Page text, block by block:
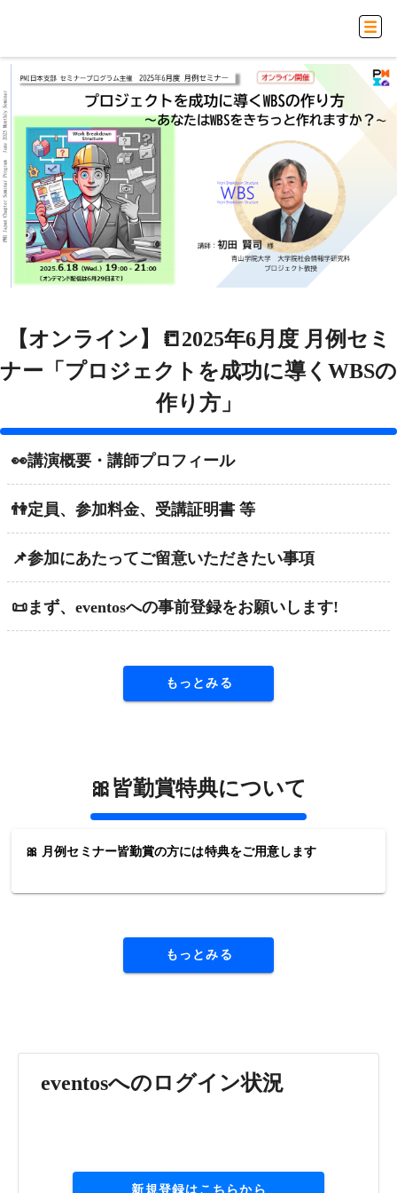
【オンライン】📒2025年6月度 月例セミ
ナー「プロジェクトを成功に導くWBSの
作り方」
👀講演概要・講師プロフィール
👫定員、参加料金、受講証明書 等
📌参加にあたってご留意いただきたい事項
📜まず、eventosへの事前登録をお願いします!
もっとみる
🎀皆勤賞特典について
🎀 月例セミナー皆勤賞の方には特典をご用意します
もっとみる
eventosへのログイン状況
新規登録はこちらから